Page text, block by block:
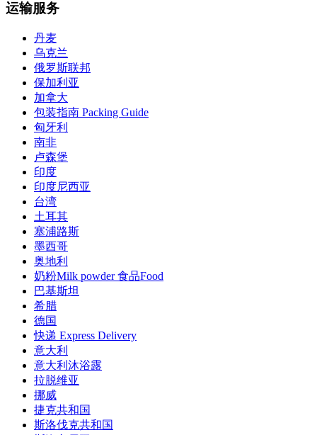
运输服务
丹麦
乌克兰
俄罗斯联邦
保加利亚
加拿大
包装指南 Packing Guide
匈牙利
南非
卢森堡
印度
印度尼西亚
台湾
土耳其
塞浦路斯
墨西哥
奥地利
奶粉Milk powder 食品Food
巴基斯坦
希腊
德国
快递 Express Delivery
意大利
意大利沐浴露
拉脱维亚
挪威
捷克共和国
斯洛伐克共和国